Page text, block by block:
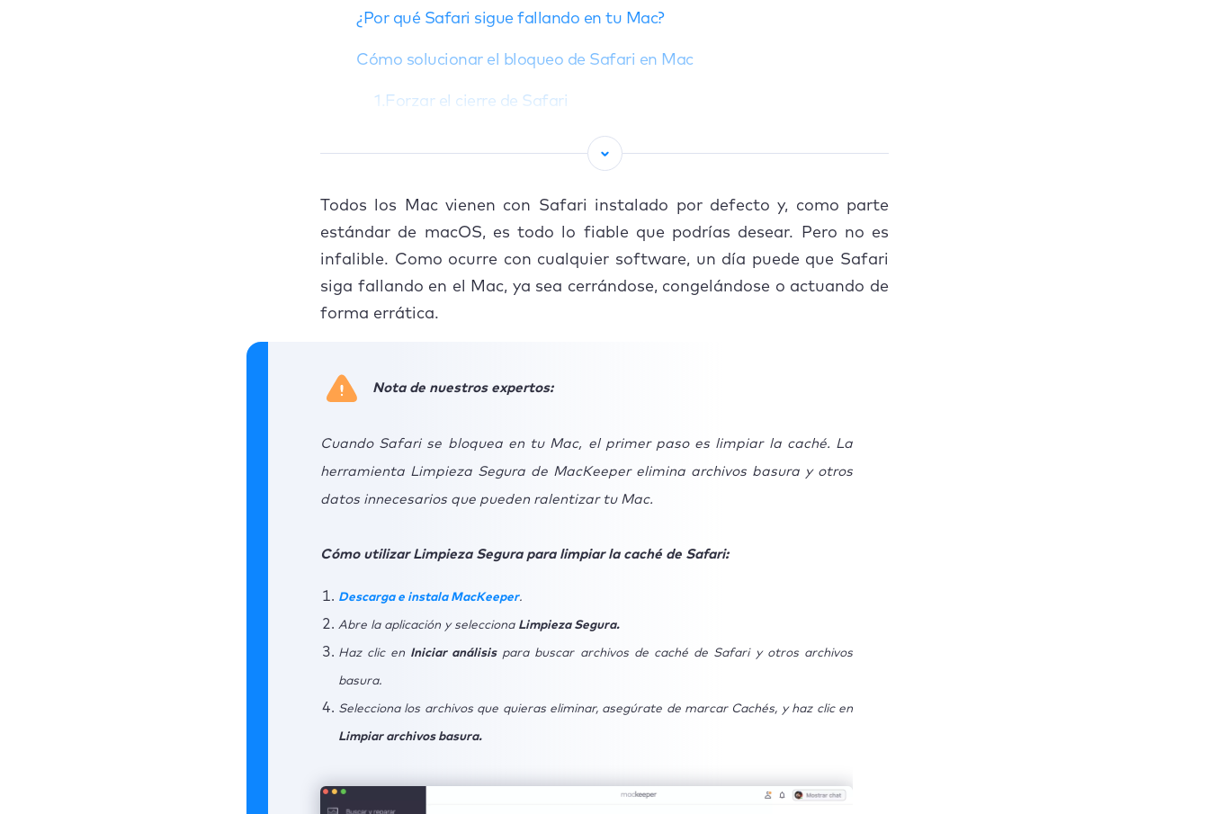
¿Por qué Safari sigue fallando en tu Mac?
Cómo solucionar el bloqueo de Safari en Mac
1.Forzar el cierre de Safari
4. Arrancar macOS en modo seguro
5. Crear un nuevo perfil de usuario
6. Borra la caché de Safari
8. Desinstala las extensiones de Safari
10. Restablecer PRAM o NVRAM
12. Utiliza la Utilidad de Discos
Cómo evitar que Safari Mac se cierre inesperadamente
PREGUNTAS FRECUENTES
3. ¿Borrar la caché y las cookies de Safari borrará las contraseñas
Todos los Mac vienen con Safari instalado por defecto y, como parte
estándar de macOS, es todo lo fiable que podrías desear. Pero no es
infalible. Como ocurre con cualquier software, un día puede que Safari
siga fallando en el Mac, ya sea cerrándose, congelándose o actuando de
forma errática.
Nota de nuestros expertos:
Cuando Safari se bloquea en tu Mac, el primer paso es limpiar la caché. La
herramienta Limpieza Segura de MacKeeper elimina archivos basura y otros
datos innecesarios que pueden ralentizar tu Mac.
Cómo utilizar Limpieza Segura para limpiar la caché de Safari:
Descarga e instala MacKeeper.
Abre la aplicación y selecciona Limpieza Segura.
Haz clic en Iniciar análisispara buscar archivos de caché de Safari y otros archivos
basura.
Selecciona los archivos que quieras eliminar, asegúrate de marcar Cachés, y haz clic en
Limpiar archivos basura.